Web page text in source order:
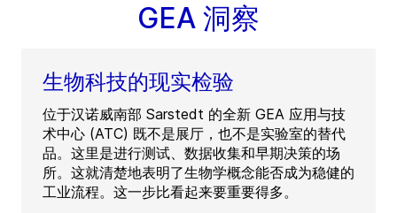
GEA 洞察
生物科技的现实检验
位于汉诺威南部 Sarstedt 的全新 GEA 应用与技
术中心 (ATC) 既不是展厅，也不是实验室的替代
品。这里是进行测试、数据收集和早期决策的场
所。这就清楚地表明了生物学概念能否成为稳健的
工业流程。这一步比看起来要重要得多。